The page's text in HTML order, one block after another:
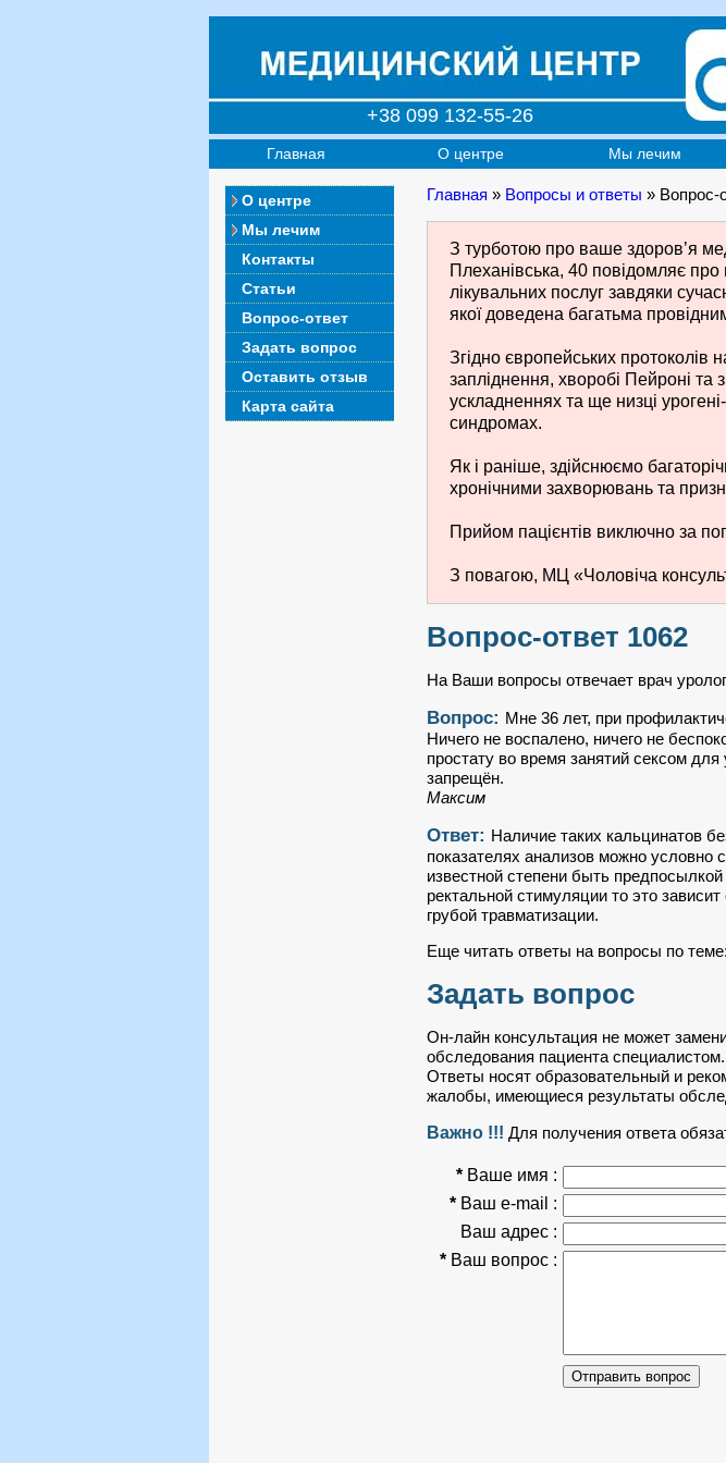
+38 099 132-55-26
Главная О центре Мы лечим
О центре
Мы лечим
Контакты
Статьи
Вопрос-ответ
Задать вопрос
Оставить отзыв
Карта сайта
Главная » Вопросы и ответы » Вопрос-
З турботою про ваше здоров’я
Плеханівська, 40 повідомляє
лікувальних послуг завдяки
якої доведена багатьма
Згідно європейських
запліднення, хворобі Пейроні та
ускладненнях та ще низці
синдромах.
Як і раніше, здійснюємо
хронічними захворювань та
Прийом пацієнтів виключно за
З повагою, МЦ «Чоловіча
Вопрос-ответ 1062
На Ваши вопросы отвечает врач
Вопрос: Мне 36 лет, при
Ничего не воспалено, ничего не
простату во время занятий сексом
запрещён.
Максим
Ответ: Наличие таких кальцинатов
показателях анализов можно условно
известной степени быть
ректальной стимуляции то это
грубой травматизации.
Еще читать ответы на вопросы по теме:
Задать вопрос
Он-лайн консультация не может
обследования пациента
Ответы носят образовательный и
жалобы, имеющиеся результаты
Важно !!! Для получения ответа
* Ваше имя :
* Ваш e-mail :
Ваш адрес :
* Ваш вопрос :